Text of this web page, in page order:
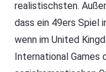
realistischsten.
dass ein 49ers Spiel
wenn im United
International Games